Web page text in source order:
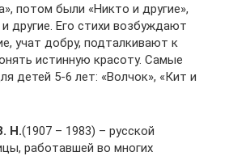
потом были «Никто и другие»,
другие. Его стихи возбуждают
учат добру, подталкивают к
истинную красоту. Самые
детей 5-6 лет: «Волчок», «Кит и
Н.(1907 – 1983) – русской
работавшей во многих